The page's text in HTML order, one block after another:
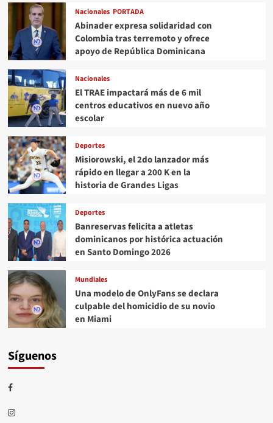
Nacionales PORTADA
Abinader expresa solidaridad con
Colombia tras terremoto y ofrece
apoyo de República Dominicana
Nacionales
El TRAE impactará más de 6 mil
centros educativos en nuevo año
escolar
Deportes
Misiorowski, el 2do lanzador más
rápido en llegar a 200 K en la
historia de Grandes Ligas
Deportes
Banreservas felicita a atletas
dominicanos por histórica actuación
en Santo Domingo 2026
Mundiales
Una modelo de OnlyFans se declara
culpable del homicidio de su novio
en Miami
Síguenos